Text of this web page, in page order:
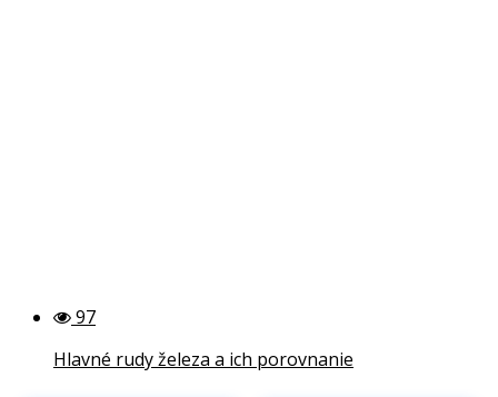
97
Hlavné rudy železa a ich porovnanie